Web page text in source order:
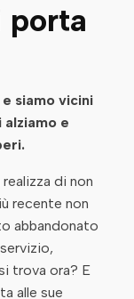
porta
siamo vicini
e
di non
recente non
abbandonato
trova ora? E
alle sue